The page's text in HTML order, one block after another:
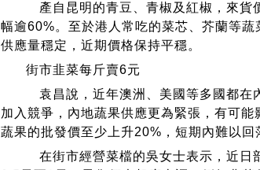
產自昆明的青豆、青椒及紅椒，來貨
幅逾60%。至於港人常吃的菜芯、芥蘭等蔬
供應量穩定，近期價格保持平穩。
街市韭菜每斤賣6元
袁昌說，近年澳洲、美國等多國都在
加入競爭，內地蔬果供應更為緊張，有可
蔬果的批發價至少上升20%，短期內難以回
在街市經營菜檔的吳女士表示，近日